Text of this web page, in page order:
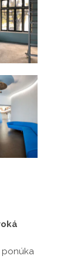
ponúka